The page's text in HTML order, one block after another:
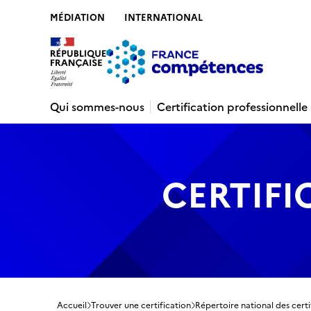
MÉDIATION INTERNATIONAL
Qui sommes-nous
Certification professionnelle
Accueil Trouver une certification Répertoire national des